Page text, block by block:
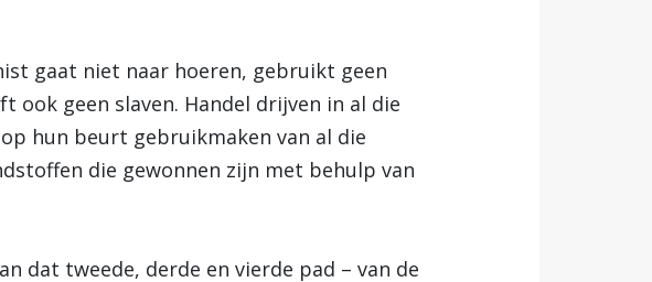
gaat niet naar hoeren, gebruikt geen
ook geen slaven. Handel drijven in al die
hun beurt gebruikmaken van al die
die gewonnen zijn met behulp van
dat tweede, derde en vierde pad – van de